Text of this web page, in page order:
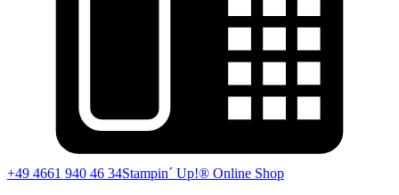
+49 4661 940 46 34Stampin´ Up!® Online Shop